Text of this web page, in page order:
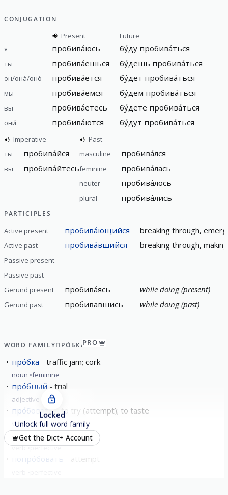
CONJUGATION
Present
Future
я
пробива́юсь бу́ду пробива́ться
ты пробива́ешься бу́дешь пробива́ться
он/она́/оно́ пробива́ется бу́дет пробива́ться
мы пробива́емся бу́дем пробива́ться
вы пробива́етесь бу́дете пробива́ться
они́ пробива́ются бу́дут пробива́ться
Imperative
ты
пробива́йся
вы пробива́йтесь
Past
masculine
пробива́лся
feminine пробива́лась
neuter пробива́лось
plural пробива́лись
PARTICIPLES
Active present пробива́ющийся breaking through,
Active past пробива́вшийся breaking through,
Passive present -
Passive past -
Gerund present пробива́ясь while doing (present)
Gerund past пробивавшись while doing (past)
WORD FAMILYПРО́БКАPRO
про́бка traffic jam; cork
noun feminine
про́бный trial
adjective
про́бовать to try (attempt); to taste
verb imperfective
испро́бовать test
verb perfective
попро́бовать
Locked
Unlock full word family
Get the Dict+ Account